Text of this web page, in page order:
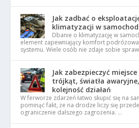
Jak zadbać o
klimatyzacji w
Dbanie o klimatyzację w
element zapewniający komfort
systemu. Wiele osób nie zdaje sobie
Jak zabezpieczyć
trójkąt, światła
kolejność działań
W ferworze zdarzeń łatwo skupić się na
pominąć fakt, że na drodze liczy się
ograniczenie dalszego zagrożenia. …